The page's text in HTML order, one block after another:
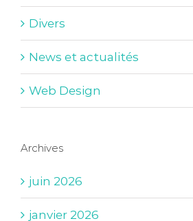
Divers
News et actualités
Web Design
Archives
juin 2026
janvier 2026